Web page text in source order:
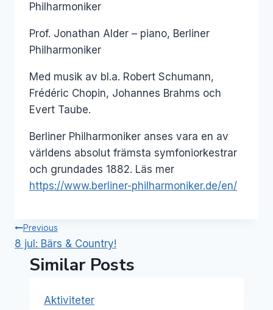
Philharmoniker
Prof. Jonathan Alder – piano, Berliner
Philharmoniker
Med musik av bl.a. Robert Schumann,
Frédéric Chopin, Johannes Brahms och
Evert Taube.
Berliner Philharmoniker anses vara en av
världens absolut främsta symfoniorkestrar
och grundades 1882. Läs mer
https://www.berliner-philharmoniker.de/en/
Inläggsnavigering
Previous
8 jul: Bärs & Country!
Similar Posts
Aktiviteter